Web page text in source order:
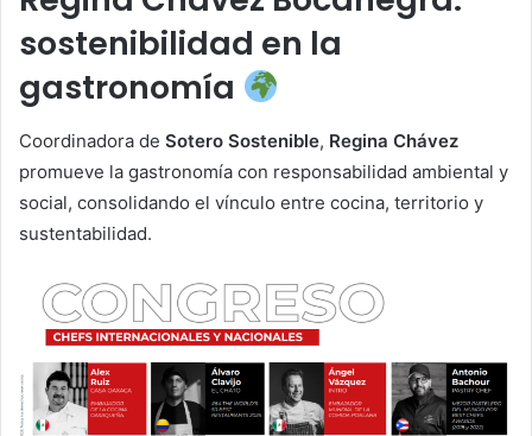
sostenibilidad en la
gastronomía
Coordinadora de Sotero Sostenible, Regina Chávez
promueve la gastronomía con responsabilidad ambiental y
social, consolidando el vínculo entre cocina, territorio y
sustentabilidad.